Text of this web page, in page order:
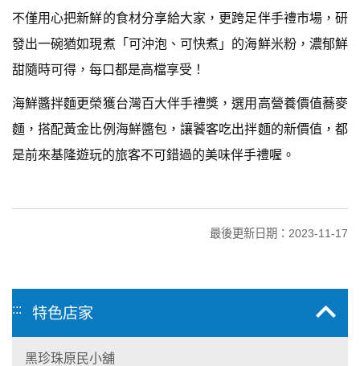
不僅用心把新鮮的食材分享給大家，更跨足伴手禮市場，研
發出一碗猶如現煮「可沖泡、可快煮」的海鮮米粉，濃郁鮮
甜隨時可得，每口都是高檔享受！
海鮮醬拌麵更榮獲台灣百大伴手禮獎，選用高營養價值蕎麥
麵，搭配黃金比例海鮮醬包，讓饕客吃出拌麵的新價值，都
是前來基隆遊玩的旅客不可錯過的美味伴手禮喔。
最後更新日期：2023-11-17
::: 特色店家
黑珍珠原民小舖